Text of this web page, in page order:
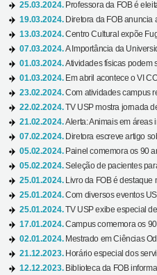
25.03.2024. Professora da FOB é
19.03.2024. Diretora da FOB anuncia
13.03.2024.Centro Cultural expõe
07.03.2024.A Importância da
01.03.2024.Atividades físicas podem
01.03.2024. Em abril acontece o VI
23.02.2024.Com atividades campus
22.02.2024.TV USP mostra jornada
21.02.2024.Alerta: Animais em áreas
07.02.2024. Diretora escreve artigo
05.02.2024. Painel comemora os 90
05.02.2024.Seleção de pacientes
25.01.2024.
Livro da FOB é destaque
25.01.2024.Com diversos eventos
25.01.2024.TV USP exibe especial
17.01.2024.Campus comemora os
02.01.2024. Mestrado em Ciências
21.12.2023. Horário especial dos
12.12.2023. Biblioteca da FOB